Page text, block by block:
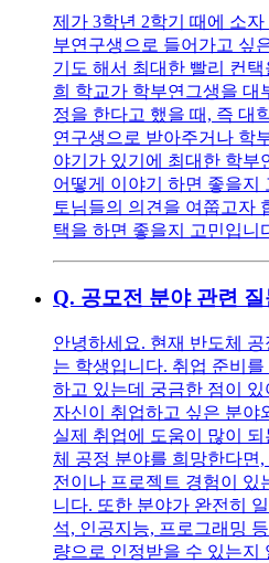
제가 3학년 2학기 때에 소
부연구생으로 들어가고 싶
기도 해서 최대한 빨리 컨
희 학교가 학부연그생을 대
정을 한다고 했을 때, 즉 대
연구생으로 받아주거나 학
야기가 있기에 최대한 학부
어떻게 이야기 하면 좋을지
토님들의 의견을 여쭙고자
택을 하면 좋을지 고민입니
Q. 공모전 분야 관련
안녕하세요. 현재 반도체
는 학생입니다. 취업 준비
하고 있는데 궁금한 점이
자신이 취업하고 싶은 분야
실제 취업에 도움이 많이
체 공정 분야를 희망한다면,
전이나 프로젝트 경험이 있
니다. 또한 분야가 완전히
석, 인공지능, 프로그래밍
량으로 인정받을 수 있는지